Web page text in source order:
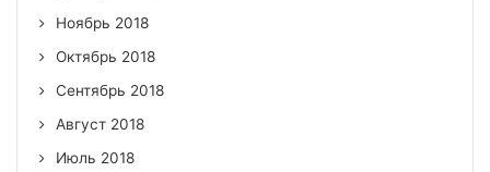
Ноябрь 2018
Октябрь 2018
Сентябрь 2018
Август 2018
Июль 2018